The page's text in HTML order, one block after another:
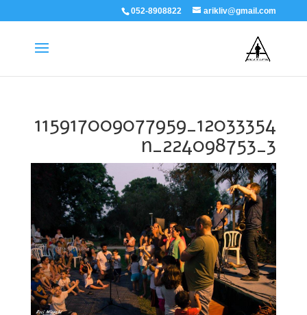
052-8908822 arikliv@gmail.com
12033354_115917009077959
3_224098753_n